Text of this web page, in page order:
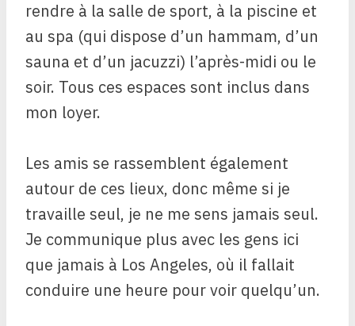
rendre à la salle de sport, à la piscine et
au spa (qui dispose d’un hammam, d’un
sauna et d’un jacuzzi) l’après-midi ou le
soir. Tous ces espaces sont inclus dans
mon loyer.
Les amis se rassemblent également
autour de ces lieux, donc même si je
travaille seul, je ne me sens jamais seul.
Je communique plus avec les gens ici
que jamais à Los Angeles, où il fallait
conduire une heure pour voir quelqu’un.